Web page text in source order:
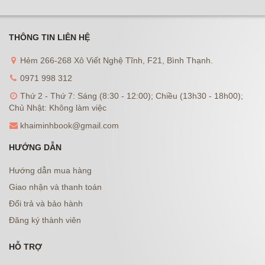
THÔNG TIN LIÊN HỆ
Hẻm 266-268 Xô Viết Nghệ Tĩnh, F21, Bình Thạnh.
0971 998 312
Thứ 2 - Thứ 7: Sáng (8:30 - 12:00); Chiều (13h30 - 18h00);
Chủ Nhật: Không làm việc
khaiminhbook@gmail.com
HƯỚNG DẪN
Hướng dẫn mua hàng
Giao nhận và thanh toán
Đổi trả và bảo hành
Đăng ký thành viên
HỖ TRỢ